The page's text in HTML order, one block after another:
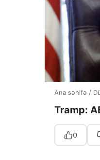
Ana səhifə /
Tramp:
0